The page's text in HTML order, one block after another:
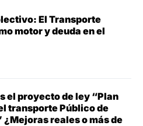
El Transporte
motor y deuda en el
el proyecto de ley “Plan
transporte Público de
¿Mejoras reales o más de